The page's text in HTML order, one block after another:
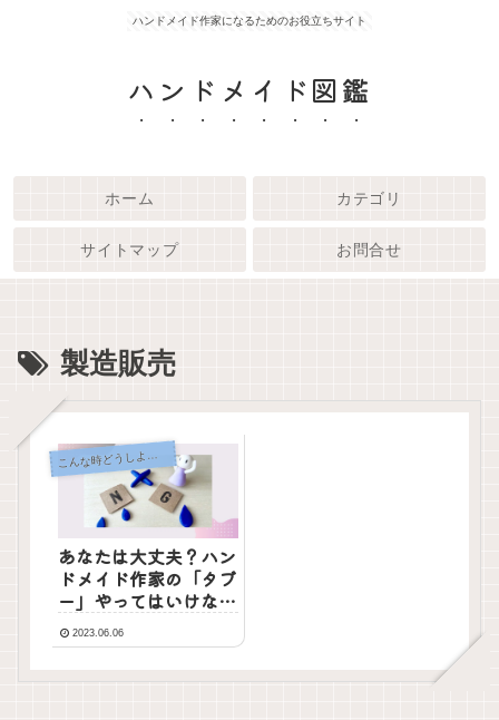
ハンドメイド作家になるためのお役立ちサイト
ハンドメイド図鑑
ホーム カテゴリ
サイトマップ お問合せ
製造販売
こ
んな時どうしよう？
あなたは大丈夫？ハン
ドメイド作家の「タブ
ー」やってはいけない
こと6選
2023.06.06